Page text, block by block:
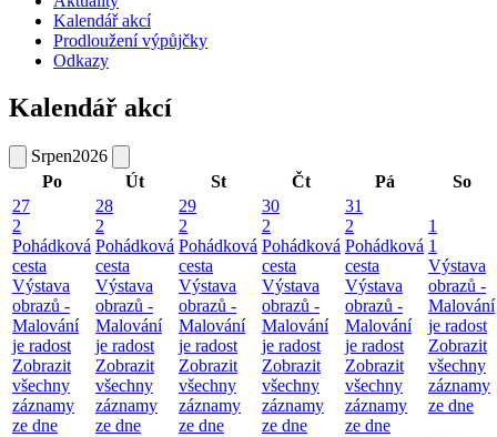
Kalendář akcí
Prodloužení výpůjčky
Odkazy
Kalendář akcí
Srpen2026
Po
Út St Čt Pá
So
27
2
Pohádková
cesta
Výstava
obrazů -
Malování
je radost
Zobrazit
všechny
záznamy
ze dne
28
2
Pohádková
cesta
Výstava
obrazů -
Malování
je radost
Zobrazit
všechny
záznamy
ze dne
29
2
Pohádková
cesta
Výstava
obrazů -
Malování
je radost
Zobrazit
všechny
záznamy
ze dne
30
2
Pohádková
cesta
Výstava
obrazů -
Malování
je radost
Zobrazit
všechny
záznamy
ze dne
31
2
Pohádková
cesta
Výstava
obrazů -
Malování
je radost
Zobrazit
všechny
záznamy
ze dne
1
1
Výstava
obrazů -
Malování
je radost
Zobrazit
všechny
záznamy
ze dne